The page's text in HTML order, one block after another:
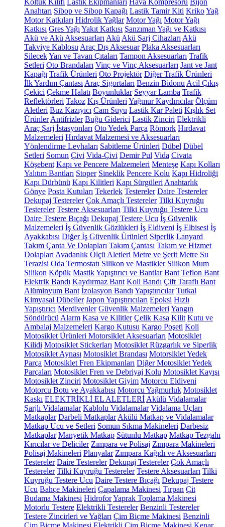
Koltuk Kılıfı Lastik Ekipmanları Hava Kompresörü Bijon
Anahtarı Sibop ve Sibop Kapağı Lastik Tamir Kiti KrikoYağ
Motor Katkıları Hidrolik Yağlar Motor Yağı Motor Yağı
Katkısı Gres Yağı Yakıt Katkısı Şanzıman Yağı ve Katkısı
Akü ve Akü Aksesuarları Akü Akü Şarj Cihazları Akü
Takviye Kablosu Araç Dış Aksesuar Plaka Aksesuarları
SilecekYan ve Tavan Çıtaları Tampon Aksesuarları Trafik
Setleri Oto Brandaları Vinç ve Vinç Aksesuarları Jant ve Jant
Kapağı Trafik Ürünleri Oto Projektör Diğer Trafik Ürünleri
İlk Yardım Çantası Araç Sigortaları Benzin Bidonu Acil Çıkış
Çekici Çekme Halatı Boyunluklar Seyyar Lamba Trafik
Reflektörleri Takoz Kış Ürünleri Yağmur Kaydırıcılar Ölçüm
Aletleri Buz Kazıyıcı Cam Suyu Lastik Kar Paleti Kışlık Set
Ürünler Antifrizler Buğu Giderici Lastik Zinciri Elektrikli
Araç Şarj İstasyonları Oto Yedek Parça Römork Hırdavat
Malzemeleri Hırdavat Malzemesi ve Aksesuarları
Yönlendirme Levhaları Sabitleme Ürünleri Dübel Dübel
Setleri Somun Çivi Vida-Çivi Demir Pul Vida Civata
Köşebent Kapı ve Pencere Malzemeleri Menteşe Kapı Kolları
Yalıtım Bantları Stoper Sineklik Pencere Kolu Kapı Hidroliği
Kapı Dürbünü Kapı Kilitleri Kapı Sürgüleri Anahtarlık
Gönye Posta Kutuları Tekerlek Testereler Daire Testereler
Dekupaj Testereler Çok Amaçlı Testereler Tilki Kuyruğu
Testereler Testere Aksesuarları Tilki Kuyruğu Testere Ucu
Daire Testere Bıçağı Dekupaj Testere Ucu İş Güvenlik
Malzemeleri İş Güvenlik Gözlükleri İş Eldiveni İş Elbisesi İş
Ayakkabısı Diğer İş Güvenlik Ürünleri Siperlik Lanyard
Takım Çanta Ve Dolapları Takım Çantası Takım ve Hizmet
Dolapları Avadanlık Ölçü Aletleri Metre ve Şerit Metre Su
Terazisi Oda Termostatı Silikon ve Mastikler Silikon Mum
Silikon Köpük MastikYapıştırıcı ve Bantlar Bant Teflon Bant
Elektrik Bandı Kaydırmaz Bant Koli Bandı Çift Taraflı Bant
Alüminyum Bant İzolasyon Bandı Yapıştırıcılar Tutkal
Kimyasal Dübeller Japon Yapıştırıcıları Epoksi Hızlı
Yapıştırıcı Merdivenler Güvenlik Malzemeleri Yangın
Söndürücü Alarm Kasa ve Kilitler Çelik Kasa Kilit Kutu ve
Ambalaj Malzemeleri Kargo Kutusu Kargo Poşeti Koli
Motosiklet Ürünleri Motorsiklet Aksesuarları Motosiklet
Kilidi Motosiklet Stickerları Motosiklet Rüzgarlık ve Siperlik
Motosiklet Aynası Motosiklet Brandası Motorsiklet Yedek
Parça Motosiklet Fren Ekipmanları Diğer Motosiklet Yedek
Parçaları Motosiklet Fren ve Debriyaj Kolu Motosiklet Kayışı
Motosiklet Zinciri Motosiklet Giyim Motorcu Eldiveni
Motorcu Botu ve Ayakkabısı Motorcu Yağmurluk Motosiklet
Kaskı ELEKTRİKLİ EL ALETLERİ Akülü Vidalamalar
Şarjlı Vidalamalar Kablolu Vidalamalar Vidalama Uçları
Matkaplar Darbeli Matkaplar Akülü Matkap ve Vidalamalar
Matkap Ucu ve Setleri Somun Sıkma Makineleri Darbesiz
Matkaplar Manyetik Matkap Sütunlu Matkap Matkap Tezgahı
Kırıcılar ve Deliciler Zımpara ve Polisaj Zımpara Makineleri
Polisaj Makineleri Planyalar Zımpara Kağıdı ve Aksesuarları
Testereler Daire Testereler Dekupaj Testereler Çok Amaçlı
Testereler Tilki Kuyruğu Testereler Testere Aksesuarları Tilki
Kuyruğu Testere Ucu Daire Testere Bıçağı Dekupaj Testere
Ucu Bahçe Makineleri Çapalama Makinesi Tırpan Çit
Budama Makinesi HidroforYaprak Toplama Makinesi
Motorlu Testere Elektrikli Testereler Benzinli Testereler
Testere Zincirleri ve Yağları Çim Biçme Makinesi Benzinli
Çim Biçme Makinesi Elektrikli Çim Biçme Makinesi Kenar